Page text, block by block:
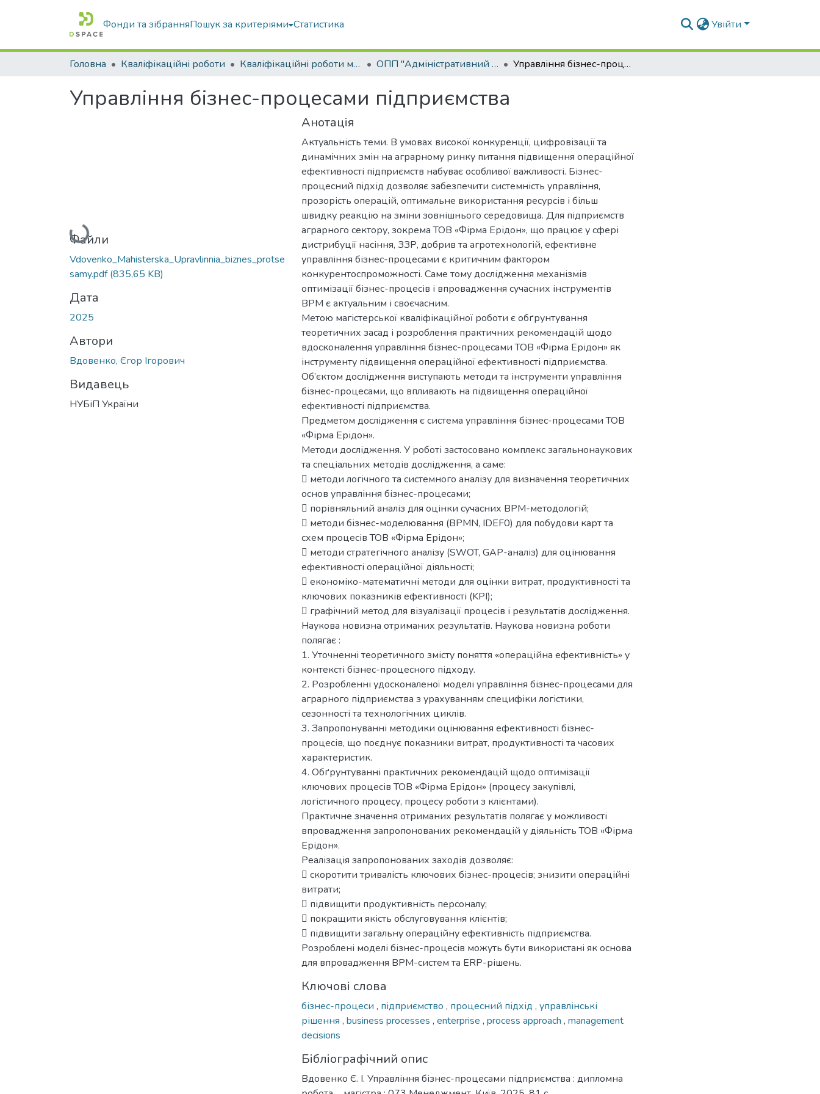
Фонди та зібранняПошук за критеріями Статистика Увійти
Головна Кваліфікаційні роботи Кваліфікаційні роботи магістрів ОПП "Адміністративний менеджмент" Управління бізнес-процесами підприємства
Управління бізнес-процесами підприємства
Вантажиться...
Файли
Vdovenko_Mahisterska_Upravlinnia_biznes_protse
samy.pdf(835,65 KB)
Дата
2025
Автори
Вдовенко, Єгор Ігорович
Видавець
НУБіП України
Анотація
Актуальність теми. В умовах високої конкуренції, цифровізації та
динамічних змін на аграрному ринку питання підвищення операційної
ефективності підприємств набуває особливої важливості. Бізнес-
процесний підхід дозволяє забезпечити системність управління,
прозорість операцій, оптимальне використання ресурсів і більш
швидку реакцію на зміни зовнішнього середовища. Для підприємств
аграрного сектору, зокрема ТОВ «Фірма Ерідон», що працює у сфері
дистрибуції насіння, ЗЗР, добрив та агротехнологій, ефективне
управління бізнес-процесами є критичним фактором
конкурентоспроможності. Саме тому дослідження механізмів
оптимізації бізнес-процесів і впровадження сучасних інструментів
BPM є актуальним і своєчасним.
Метою магістерської кваліфікаційної роботи є обґрунтування
теоретичних засад і розроблення практичних рекомендацій щодо
вдосконалення управління бізнес-процесами ТОВ «Фірма Ерідон» як
інструменту підвищення операційної ефективності підприємства.
Об’єктом дослідження виступають методи та інструменти управління
бізнес-процесами, що впливають на підвищення операційної
ефективності підприємства.
Предметом дослідження є система управління бізнес-процесами ТОВ
«Фірма Ерідон».
Методи дослідження. У роботі застосовано комплекс загальнонаукових
та спеціальних методів дослідження, а саме:
 методи логічного та системного аналізу для визначення теоретичних
основ управління бізнес-процесами;
 порівняльний аналіз для оцінки сучасних BPM-методологій;
 методи бізнес-моделювання (BPMN, IDEF0) для побудови карт та
схем процесів ТОВ «Фірма Ерідон»;
 методи стратегічного аналізу (SWOT, GAP-аналіз) для оцінювання
ефективності операційної діяльності;
 економіко-математичні методи для оцінки витрат, продуктивності та
ключових показників ефективності (KPI);
 графічний метод для візуалізації процесів і результатів дослідження.
Наукова новизна отриманих результатів. Наукова новизна роботи
полягає :
1. Уточненні теоретичного змісту поняття «операційна ефективність» у
контексті бізнес-процесного підходу.
2. Розробленні удосконаленої моделі управління бізнес-процесами для
аграрного підприємства з урахуванням специфіки логістики,
сезонності та технологічних циклів.
3. Запропонуванні методики оцінювання ефективності бізнес-
процесів, що поєднує показники витрат, продуктивності та часових
характеристик.
4. Обґрунтуванні практичних рекомендацій щодо оптимізації
ключових процесів ТОВ «Фірма Ерідон» (процесу закупівлі,
логістичного процесу, процесу роботи з клієнтами).
Практичне значення отриманих результатів полягає у можливості
впровадження запропонованих рекомендацій у діяльність ТОВ «Фірма
Ерідон».
Реалізація запропонованих заходів дозволяє:
 скоротити тривалість ключових бізнес-процесів; знизити операційні
витрати;
 підвищити продуктивність персоналу;
 покращити якість обслуговування клієнтів;
 підвищити загальну операційну ефективність підприємства.
Розроблені моделі бізнес-процесів можуть бути використані як основа
для впровадження BPM-систем та ERP-рішень.
Ключові слова
бізнес-процеси , підприємство , процесний підхід , управлінські
рішення , business processes , enterprise , process approach , management
decisions
Бібліографічний опис
Вдовенко Є. І. Управління бізнес-процесами підприємства : дипломна